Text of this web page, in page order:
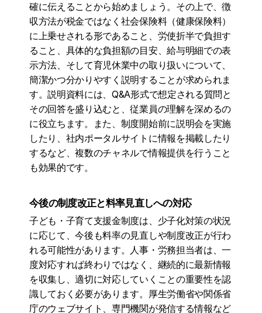
確に伝えることから始めましょう。その上で、徴
収方法が税金ではなく社会保険料（健康保険料）
に上乗せされる形であること、労使折半で負担す
ること、具体的な負担額の目安、給与明細での表
示方法、そして育児休業中の取り扱いについて、
簡潔かつ分かりやすく説明することが求められま
す。説明資料には、Q&A形式で想定される質問と
その回答を盛り込むと、従業員の理解を深めるの
に役立ちます。また、制度開始前に説明会を実施
したり、社内ポータルサイトに情報を掲載したり
するなど、複数のチャネルで情報提供を行うこと
も効果的です。
今後の制度改正と料率見直しへの対応
子ども・子育て支援金制度は、少子化対策の状況
に応じて、今後も料率の見直しや制度改正が行わ
れる可能性があります。人事・労務担当者は、一
度対応すれば終わりではなく、継続的に最新情報
を収集し、適切に対応していくことの重要性を認
識しておく必要があります。厚生労働省や関係省
庁のウェブサイト、専門機関が発信する情報など